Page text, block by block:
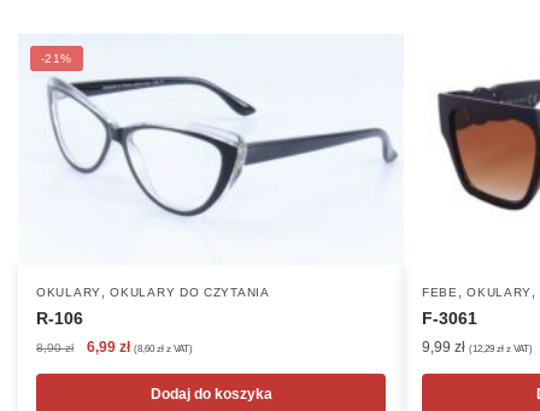
-21%
OKULARY ,OKULARY DO CZYTANIA
R-106
8,90zł
Pierwotna
6,99 złAktualna
wynosi:
(8,60 zł z VAT)
Dodaj do koszyka
FEBE ,OKULARY
F-3061
9,99 zł (12,29 zł z VAT)